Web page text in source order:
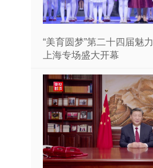
“美育圆梦”第二十四届魅
上海专场盛大开幕